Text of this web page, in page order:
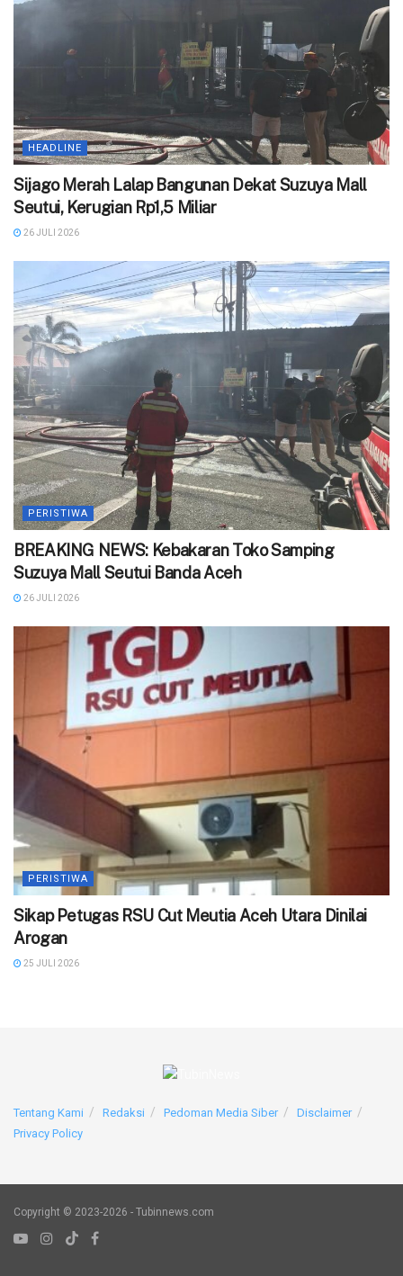
HEADLINE
Sijago Merah Lalap Bangunan Dekat Suzuya Mall
Seutui, Kerugian Rp1,5 Miliar
26 JULI 2026
PERISTIWA
BREAKING NEWS: Kebakaran Toko Samping
Suzuya Mall Seutui Banda Aceh
26 JULI 2026
PERISTIWA
‎Sikap Petugas RSU Cut Meutia Aceh Utara Dinilai
Arogan
25 JULI 2026
Tentang Kami Redaksi Pedoman Media Siber
Disclaimer
Privacy Policy
Copyright © 2023-2026 - Tubinnews.com